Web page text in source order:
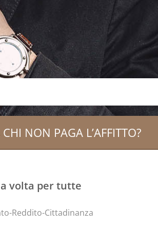
NON PAGA L’AFFITTO?
volta per tutte